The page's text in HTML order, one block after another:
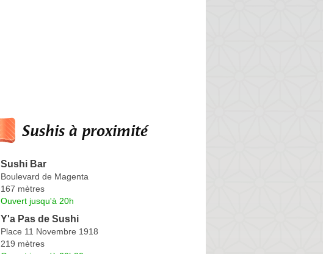
Sushis à proximité
Sushi Bar
Boulevard de Magenta
167 mètres
Ouvert jusqu'à 20h
Y'a Pas de Sushi
Place 11 Novembre 1918
219 mètres